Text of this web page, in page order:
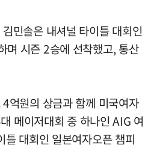
민솔은 내셔널 타이틀 대회인
며 시즌 2승에 선착했고, 통산
억원의 상금과 함께 미국여자
메이저대회 중 하나인 AIG 여
틀 대회인 일본여자오픈 챔피